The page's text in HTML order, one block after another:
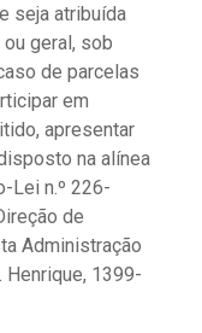
seja atribuída
geral, sob
de parcelas
em
apresentar
na alínea
Lei n.º 226-
de
Administração
Henrique, 1399-